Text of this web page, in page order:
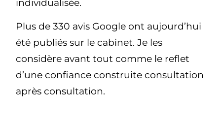
individualisée.
Plus de 330 avis Google ont aujourd’hui
été publiés sur le cabinet. Je les
considère avant tout comme le reflet
d’une confiance construite consultation
après consultation.